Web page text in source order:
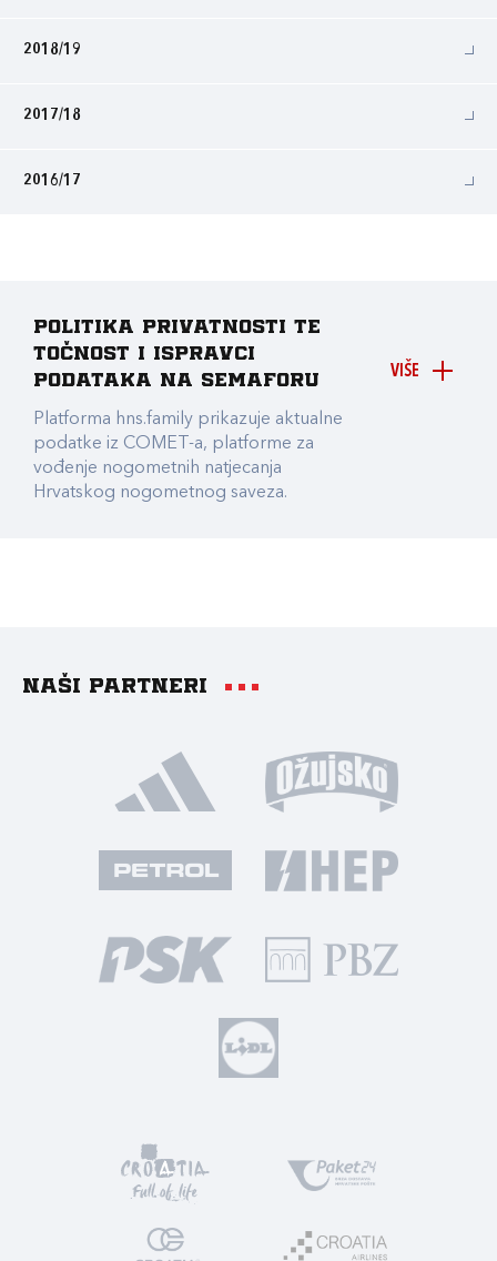
2018/19
2017/18
2016/17
VIŠE
Politika privatnosti te
točnost i ispravci
podataka na Semaforu
Platforma hns.family prikazuje aktualne
podatke iz COMET-a, platforme za
vođenje nogometnih natjecanja
Hrvatskog nogometnog saveza.
Naši partneri